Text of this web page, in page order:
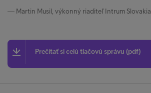
Martin Musil, výkonný riaditeľ Intrum Slovakia
Prečítať si celú tlačovú správu (pdf)